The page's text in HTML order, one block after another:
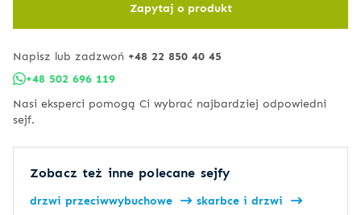
Zapytaj o produkt
Napisz lub zadzwoń +48 22 850 40 45
+48 502 696 119
Nasi eksperci pomogą Ci wybrać najbardziej odpowiedni
sejf.
Zobacz też inne polecane sejfy
drzwi przeciwwybuchowe skarbce i drzwi